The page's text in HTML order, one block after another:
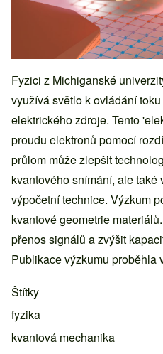
Fyzici z Michiganské
využívá světlo k ovládání
elektrického zdroje. Tento
proudu elektronů pomocí
průlom může zlepšit
kvantového snímání, ale
výpočetní technice. Výzkum
kvantové geometrie
přenos signálů a zvýšit
Publikace výzkumu proběhla
Štítky
fyzika
kvantová mechanika